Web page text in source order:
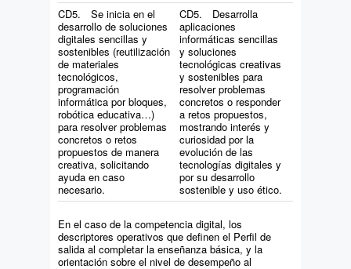
CD5. Se inicia en el
desarrollo de soluciones
digitales sencillas y
sostenibles (reutilización
de materiales
tecnológicos,
programación
informática por bloques,
robótica educativa…)
para resolver problemas
concretos o retos
propuestos de manera
creativa, solicitando
ayuda en caso
necesario.
CD5. Desarrolla
aplicaciones
informáticas sencillas
y soluciones
tecnológicas creativas
y sostenibles para
resolver problemas
concretos o responder
a retos propuestos,
mostrando interés y
curiosidad por la
evolución de las
tecnologías digitales y
por su desarrollo
sostenible y uso ético.
En el caso de la competencia digital, los
descriptores operativos que definen el Perfil de
salida al completar la enseñanza básica, y la
orientación sobre el nivel de desempeño al